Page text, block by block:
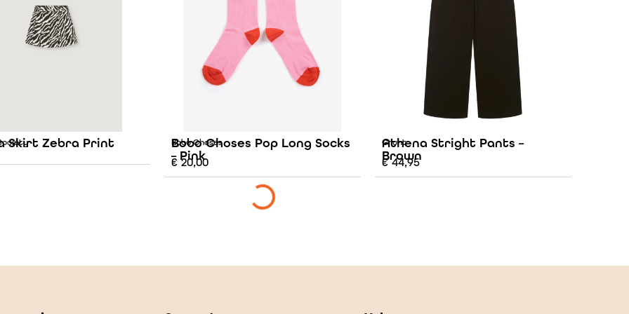
Skirt Zebra Print Bobo Choses
Bobo Choses Pop Long Socks
– Pink
€ 20,00
Grunt
Athena Stright Pants –
Brown
€44,95